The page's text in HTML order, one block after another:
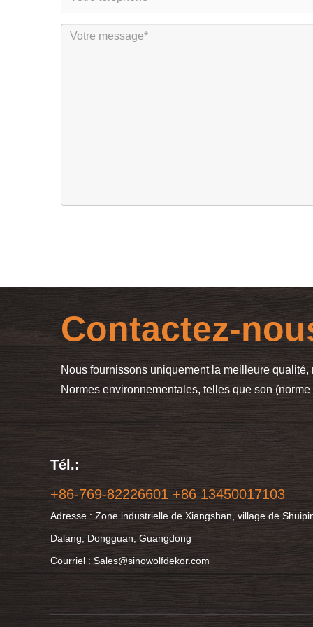
Contactez-
Nous fournissons uniquement la meilleure
Normes environnementales, telles que son
Tél.:
+86-769-82226601 +86 13450017103
Adresse : Zone industrielle de Xiangshan, village de
Dalang, Dongguan, Guangdong
Courriel : Sales@sinowolfdekor.com